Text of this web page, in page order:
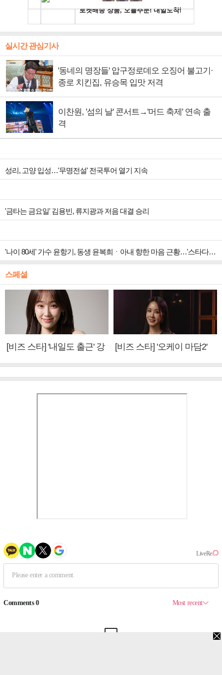
실시간 관심기사
'동네의 명장들' 압구정로데오 오징어 불고기·
종로 치킨집, 유승목 입맛 저격
이찬원, '섬의 날' 콘서트→'머드 축제' 연속 출
격
성리, 고양 입성…'무명전설' 전국투어 열기 지속
'금타는 금요일' 김용빈, 류지광과 저음 대결 승리
'나이 80세' 가수 윤항기, 동생 윤복희ㆍ아내 향한 마음 근황…'스타다큐 마이웨이' 출연
스페셜
[비즈 스타] '내일도 출근' 강
[비즈 스타] '오케이 마담2'